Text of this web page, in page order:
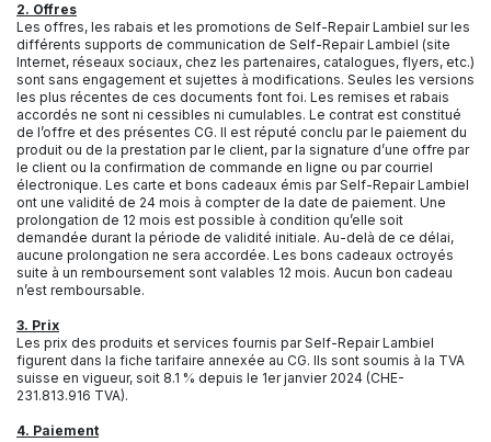
2. Offres
Les offres, les rabais et les promotions de Self-Repair Lambiel sur les
différents supports de communication de Self-Repair Lambiel (site
Internet, réseaux sociaux, chez les partenaires, catalogues, flyers, etc.)
sont sans engagement et sujettes à modifications. Seules les versions
les plus récentes de ces documents font foi. Les remises et rabais
accordés ne sont ni cessibles ni cumulables. Le contrat est constitué
de l’offre et des présentes CG. Il est réputé conclu par le paiement du
produit ou de la prestation par le client, par la signature d’une offre par
le client ou la confirmation de commande en ligne ou par courriel
électronique. Les carte et bons cadeaux émis par Self-Repair Lambiel
ont une validité de 24 mois à compter de la date de paiement. Une
prolongation de 12 mois est possible à condition qu’elle soit
demandée durant la période de validité initiale. Au-delà de ce délai,
aucune prolongation ne sera accordée. Les bons cadeaux octroyés
suite à un remboursement sont valables 12 mois. Aucun bon cadeau
n’est remboursable.
3. Prix
Les prix des produits et services fournis par Self-Repair Lambiel
figurent dans la fiche tarifaire annexée au CG. Ils sont soumis à la TVA
suisse en vigueur, soit 8.1 % depuis le 1er janvier 2024 (CHE-
231.813.916 TVA).
4. Paiement